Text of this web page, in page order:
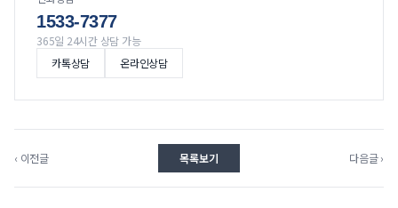
1533-7377
365일 24시간 상담 가능
카톡상담
온라인상담
‹ 이전글 목록보기 다음글 ›